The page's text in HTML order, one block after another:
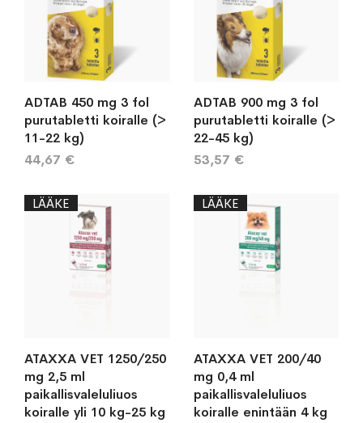
ADTAB 450 mg 3 fol
purutabletti koiralle (>
11-22 kg)
44,67 €
ADTAB 900 mg 3 fol
purutabletti koiralle (>
22-45 kg)
53,57 €
LÄÄKE
ATAXXA VET 1250/250
mg 2,5 ml
paikallisvaleluliuos
koiralle yli 10 kg-25 kg
LÄÄKE
ATAXXA VET 200/40
mg 0,4 ml
paikallisvaleluliuos
koiralle enintään 4 kg